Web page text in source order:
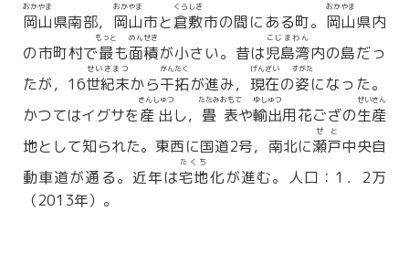
岡山
おかやま
県南部， 岡山
おかやま
市と倉敷
くらしき
市の間にある町。 岡山
おかやま
県内
の市町村で最
もっと
も面積
めんせき
が小さい。昔は児島湾
こじまわん
内の島だっ
たが，16世紀末
せいきまつ
から干拓
かんたく
が進み， 現在
げんざい
の姿
すがた
になった。
かつてはイグサを産出
さんしゅつ
し， 畳表
たたみおもて
や輸出
ゆしゅつ
用花ござの生産
せいさん
地として知られた。東西に国道2号，南北に瀬戸
せと
中央自
動車道が通る。近年は宅地
たくち
化が進む。人口：1．2万
（2013年）。